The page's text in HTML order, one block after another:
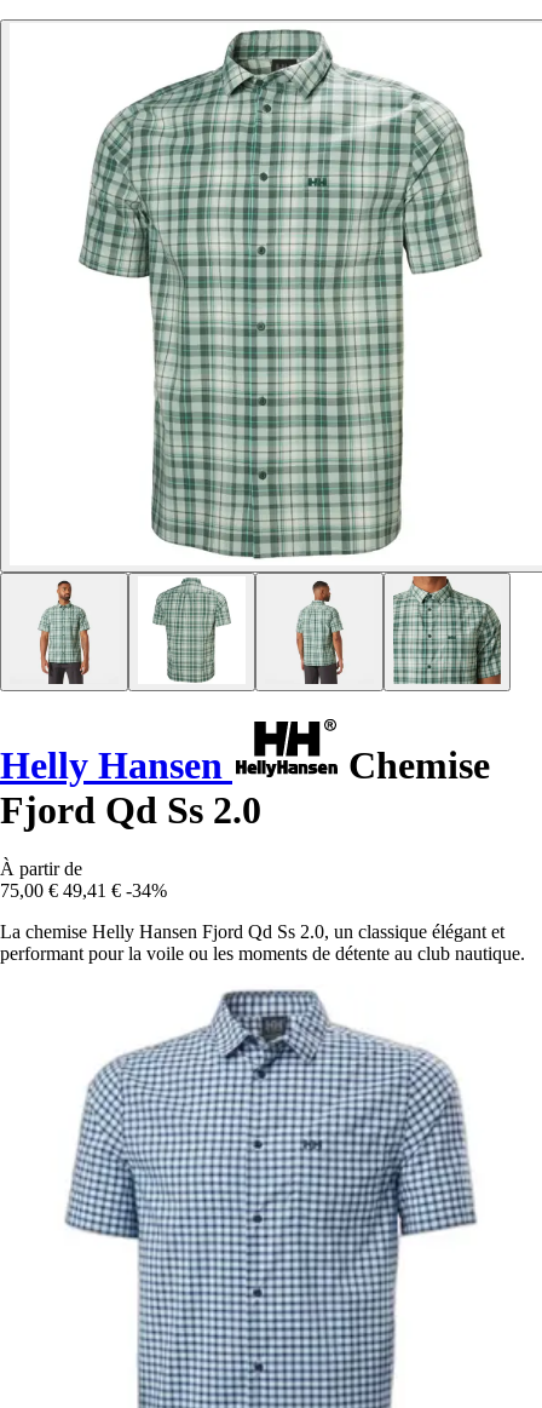
Helly Hansen
Chemise
Fjord Qd Ss 2.0
À partir de
75,00 € 49,41 € -34%
La chemise Helly Hansen Fjord Qd Ss 2.0, un classique élégant et
performant pour la voile ou les moments de détente au club nautique.